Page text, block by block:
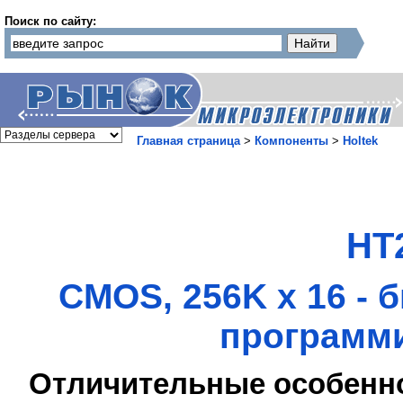
Поиск по сайту:
Главная страница> Компоненты > Holtek
CMOS, 256K x 16 -
Отличительные